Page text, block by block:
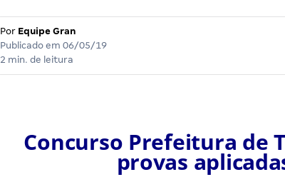
Por Equipe Gran
Publicado em 06/05/19
2 min. de leitura
Concurso Prefeitura de
provas